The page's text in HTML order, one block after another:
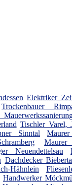
Elektriker
Trockenbauer
Tischler Varel,
Sinntal
Maurer
Neuendettelsau
Dachdecker
Hähnlein
Handwerker